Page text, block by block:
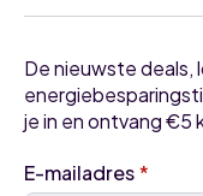
De nieuwste deals,
je in en ontvang €5
E-mailadres*